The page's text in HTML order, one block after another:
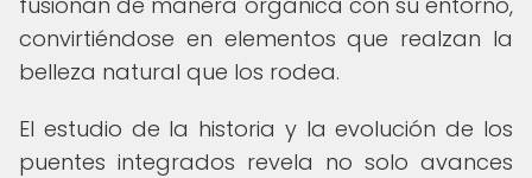
convirtiéndose en elementos que realzan la
belleza natural que los rodea.
El estudio de la historia y la evolución de los
puentes integrados revela no solo avances